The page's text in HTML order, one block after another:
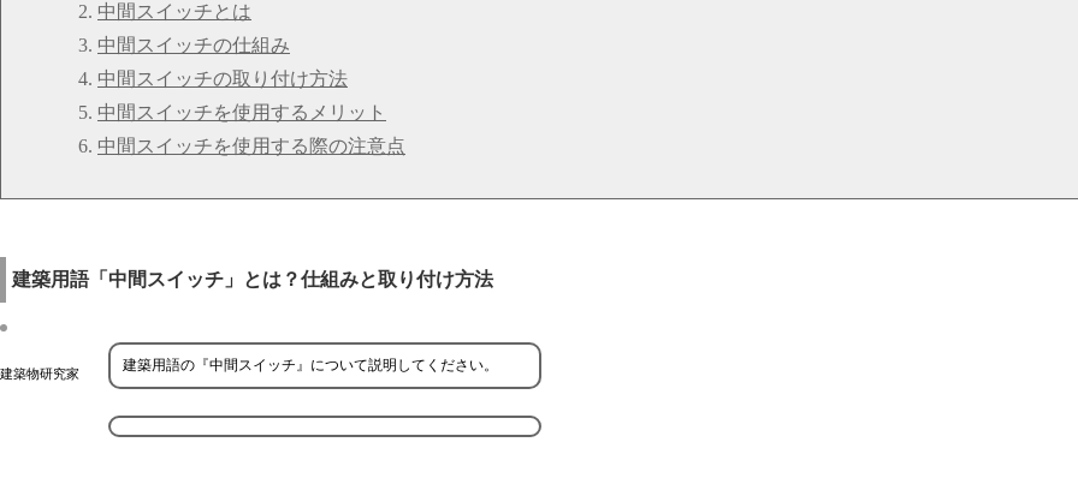
中間スイッチとは
中間スイッチの仕組み
中間スイッチの取り付け方法
中間スイッチを使用するメリット
中間スイッチを使用する際の注意点
建築用語「中間スイッチ」とは？仕組みと取り付け方法
建築物研究家 建築用語の『中間スイッチ』について説明してください。